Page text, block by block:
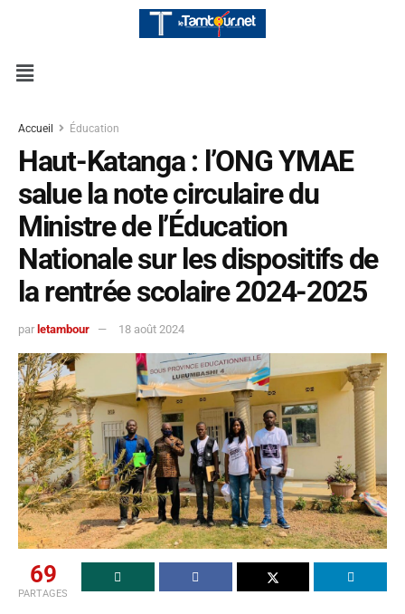
Accueil Éducation
Haut-Katanga : l’ONG YMAE
salue la note circulaire du
Ministre de l’Éducation
Nationale sur les dispositifs de
la rentrée scolaire 2024-2025
par letambour 18 août 2024
69
PARTAGES